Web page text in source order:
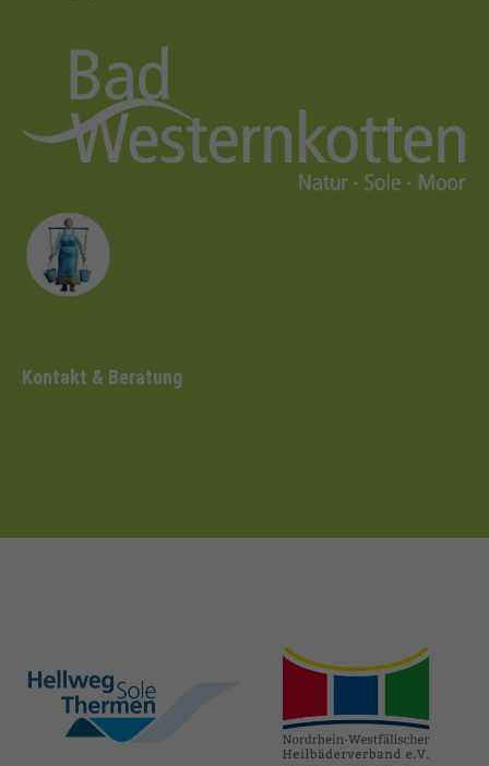
Kontakt & Beratung
hellweg-sole-
thermen.de
heilbaeder.de